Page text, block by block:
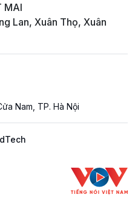
MAI
Lan, Xuân Thọ, Xuân
Nam, TP. Hà Nội